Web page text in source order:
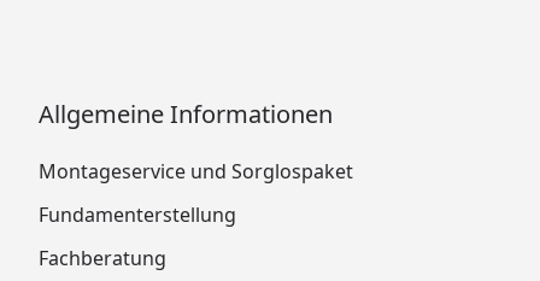
Allgemeine Informationen
Montageservice und Sorglospaket
Fundamenterstellung
Fachberatung